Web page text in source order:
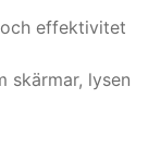
effektivitet
skärmar, lysen